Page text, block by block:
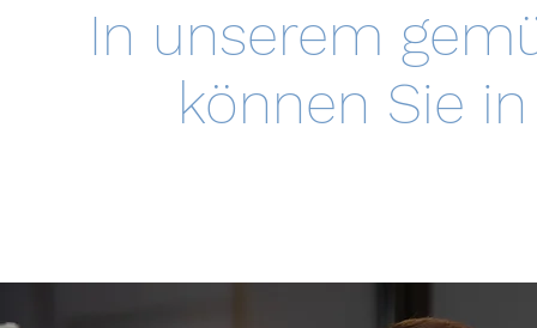
In unserem
können Sie